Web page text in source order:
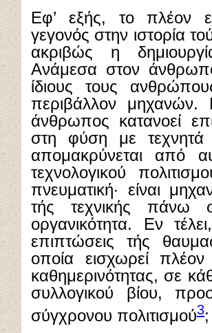
Εφ’ εξής, το πλέον
γεγονός στην ιστορία
ακριβώς η
Ανάμεσα στον
ίδιους τους
περιβάλλον
άνθρωπος κατανοεί
στη φύση με τεχνητά
απομακρύνεται από
τεχνολογικού
πνευματική· είναι
τής τεχνικής
οργανικότητα. Εν
επιπτώσεις τής
οποία εισχωρεί
καθημερινότητας, σε
συλλογικού βίου,
σύγχρονου πολιτισμού3;